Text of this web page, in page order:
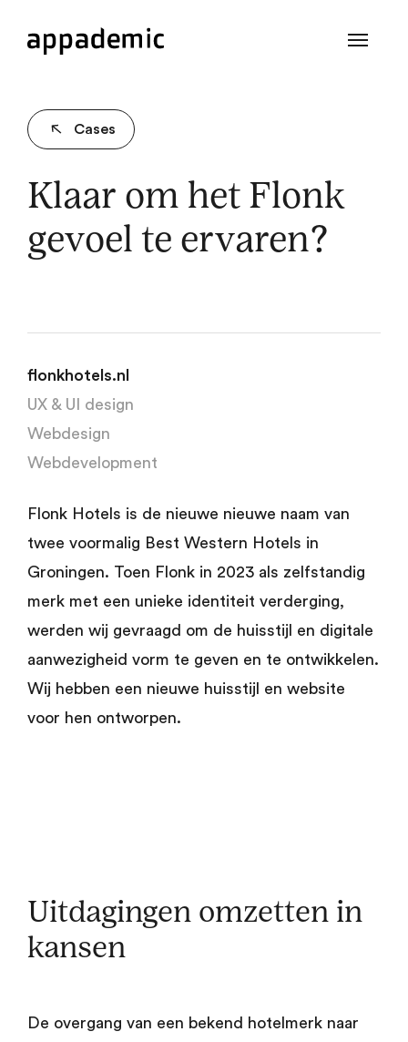
Cases
Klaar om het Flonk
gevoel te ervaren?
flonkhotels.nl
UX & UI design
Webdesign
Webdevelopment
Flonk Hotels is de nieuwe nieuwe naam van
twee voormalig Best Western Hotels in
Groningen. Toen Flonk in 2023 als zelfstandig
merk met een unieke identiteit verderging,
werden wij gevraagd om de huisstijl en digitale
aanwezigheid vorm te geven en te ontwikkelen.
Wij hebben een nieuwe huisstijl en website
voor hen ontworpen.
Uitdagingen omzetten in
kansen
De overgang van een bekend hotelmerk naar